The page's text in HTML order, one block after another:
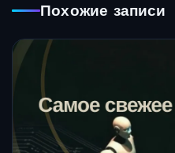
Похожие записи